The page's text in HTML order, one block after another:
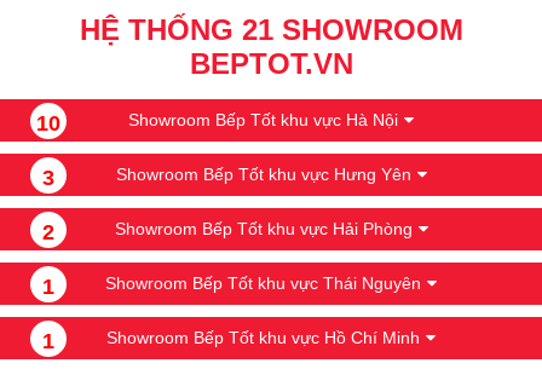
HỆ THỐNG 21 SHOWROOM
BEPTOT.VN
10 Showroom Bếp Tốt khu vực Hà Nội
3 Showroom Bếp Tốt khu vực Hưng Yên
2 Showroom Bếp Tốt khu vực Hải Phòng
1 Showroom Bếp Tốt khu vực Thái Nguyên
1 Showroom Bếp Tốt khu vực Hồ Chí Minh